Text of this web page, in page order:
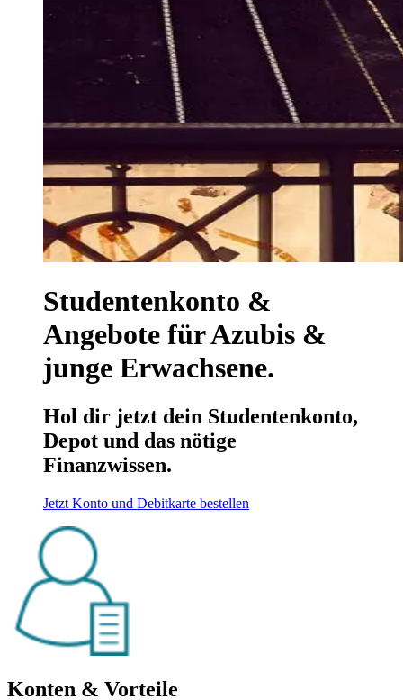
Studentenkonto &
Angebote für Azubis &
junge Erwachsene.
Hol dir jetzt dein Studentenkonto,
Depot und das nötige
Finanzwissen.
Jetzt Konto und Debitkarte bestellen
Konten & Vorteile